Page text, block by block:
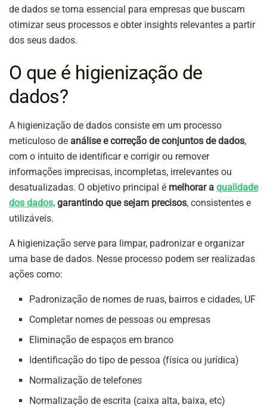
de dados se torna essencial para empresas que buscam
otimizar seus processos e obter insights relevantes a partir
dos seus dados.
O que é higienização de
dados?
A higienização de dados consiste em um processo
meticuloso de análise e correção de conjuntos de dados,
com o intuito de identificar e corrigir ou remover
informações imprecisas, incompletas, irrelevantes ou
desatualizadas. O objetivo principal é melhorar a qualidade
dos dados, garantindo que sejam precisos, consistentes e
utilizáveis.
A higienização serve para limpar, padronizar e organizar
uma base de dados. Nesse processo podem ser realizadas
ações como:
Padronização de nomes de ruas, bairros e cidades, UF
Completar nomes de pessoas ou empresas
Eliminação de espaços em branco
Identificação do tipo de pessoa (física ou jurídica)
Normalização de telefones
Normalização de escrita (caixa alta, baixa, etc)